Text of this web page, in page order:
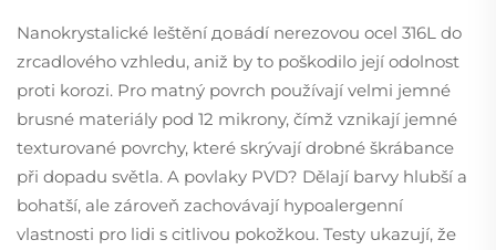
Nanokrystalické leštění довádí nerezovou ocel 316L do
zrcadlového vzhledu, aniž by to poškodilo její odolnost
proti korozi. Pro matný povrch používají velmi jemné
brusné materiály pod 12 mikrony, čímž vznikají jemné
texturované povrchy, které skrývají drobné škrábance
při dopadu světla. A povlaky PVD? Dělají barvy hlubší a
bohatší, ale zároveň zachovávají hypoalergenní
vlastnosti pro lidi s citlivou pokožkou. Testy ukazují, že